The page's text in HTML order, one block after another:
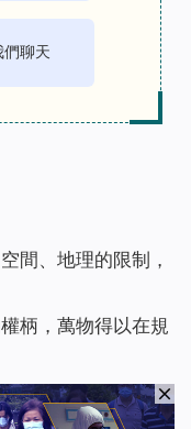
聊天
間、地理的限制，
柄，萬物得以在規